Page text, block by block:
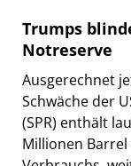
Trumps
Notreserve
Ausgerechnet
Schwäche der
(SPR) enthält
Millionen Barrel